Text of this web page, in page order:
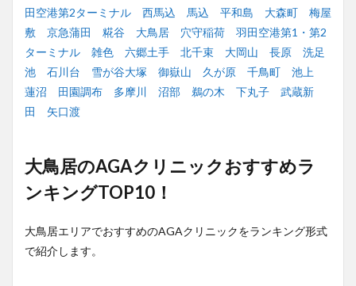
田空港第2ターミナル
西馬込 馬込 平和島 大森町
梅屋
敷
京急蒲田 糀谷 大鳥居 穴守稲荷
羽田空港第1・第2
ターミナル
雑色 六郷土手 北千束 大岡山 長原
洗足
池
石川台 雪が谷大塚 御嶽山 久が原 千鳥町
池上
蓮沼
田園調布 多摩川 沼部 鵜の木 下丸子
武蔵新
田
矢口渡
大鳥居のAGAクリニックおすすめラ
ンキングTOP10！
大鳥居エリアでおすすめのAGAクリニックをランキング形式
で紹介します。